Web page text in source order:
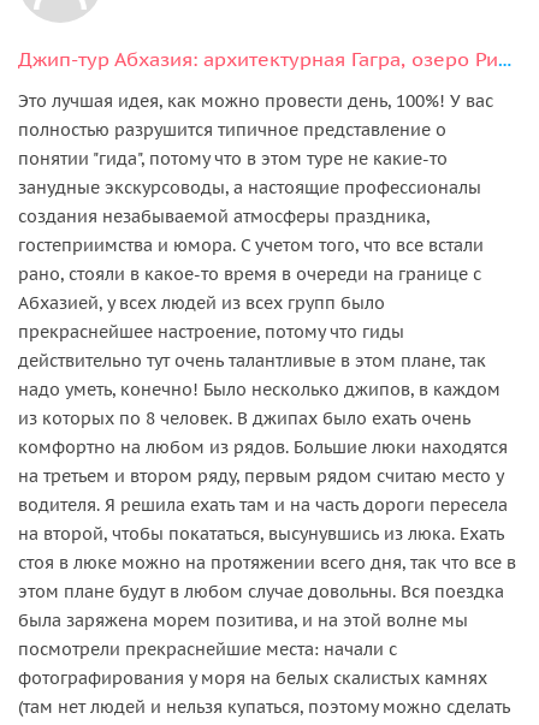
Джип-тур Абхазия: архитектурная Гагра, озеро Рица и Гегский водопад
Это лучшая идея, как можно провести день, 100%! У вас
полностью разрушится типичное представление о
понятии "гида", потому что в этом туре не какие-то
занудные экскурсоводы, а настоящие профессионалы
создания незабываемой атмосферы праздника,
гостеприимства и юмора. С учетом того, что все встали
рано, стояли в какое-то время в очереди на границе с
Абхазией, у всех людей из всех групп было
прекраснейшее настроение, потому что гиды
действительно тут очень талантливые в этом плане, так
надо уметь, конечно! Было несколько джипов, в каждом
из которых по 8 человек. В джипах было ехать очень
комфортно на любом из рядов. Большие люки находятся
на третьем и втором ряду, первым рядом считаю место у
водителя. Я решила ехать там и на часть дороги пересела
на второй, чтобы покататься, высунувшись из люка. Ехать
стоя в люке можно на протяжении всего дня, так что все в
этом плане будут в любом случае довольны. Вся поездка
была заряжена морем позитива, и на этой волне мы
посмотрели прекраснейшие места: начали с
фотографирования у моря на белых скалистых камнях
(там нет людей и нельзя купаться, поэтому можно сделать